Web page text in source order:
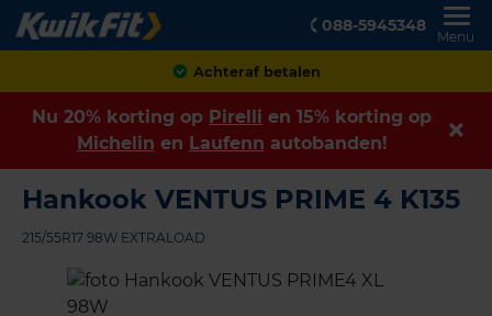
088-5945348
Menu
Achteraf betalen
Nu 20% korting op Pirelli en 15% korting op
Michelin en Laufenn autobanden!
Hankook VENTUS PRIME 4 K135
215/55R17 98W EXTRALOAD